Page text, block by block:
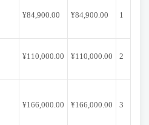
¥84,900.00 ¥84,900.00 1
¥110,000.00 ¥110,000.00 2
¥166,000.00 ¥166,000.00 3